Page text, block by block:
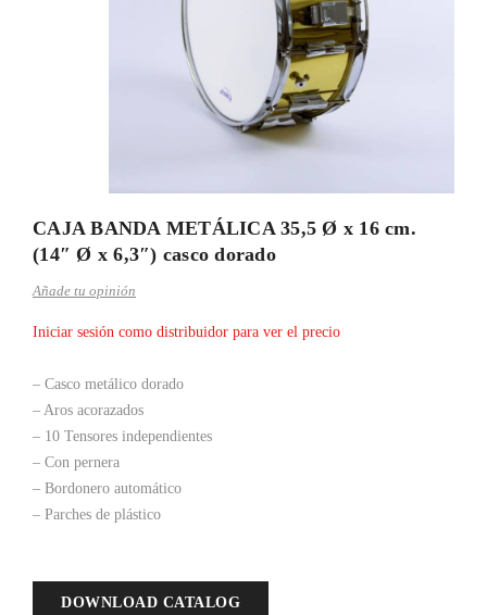
CAJA BANDA METÁLICA 35,5 Ø x 16 cm.
(14″ Ø x 6,3″) casco dorado
Añade tu opinión
Iniciar sesión como distribuidor para ver el precio
– Casco metálico dorado
– Aros acorazados
– 10 Tensores independientes
– Con pernera
– Bordonero automático
– Parches de plástico
DOWNLOAD CATALOG